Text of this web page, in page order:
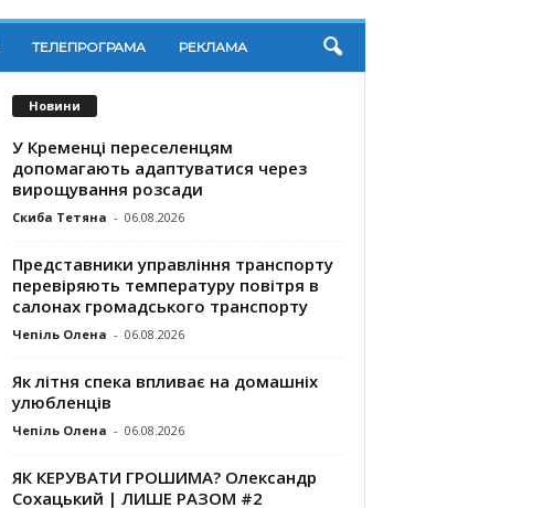
ТЕЛЕПРОГРАМА РЕКЛАМА
Новини
У Кременці переселенцям
допомагають адаптуватися через
вирощування розсади
Скиба Тетяна - 06.08.2026
Представники управління транспорту
перевіряють температуру повітря в
салонах громадського транспорту
Чепіль Олена - 06.08.2026
Як літня спека впливає на домашніх
улюбленців
Чепіль Олена - 06.08.2026
ЯК КЕРУВАТИ ГРОШИМА? Олександр
Сохацький | ЛИШЕ РАЗОМ #2